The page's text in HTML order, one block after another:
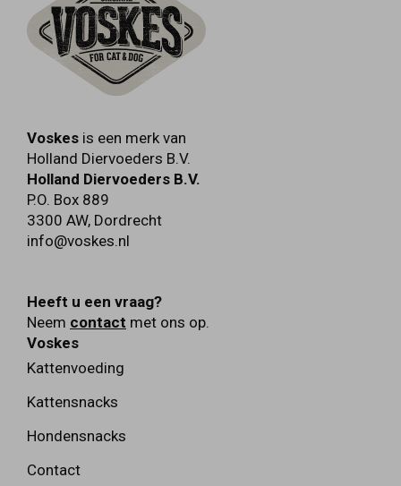
Voskes is een merk van
Holland Diervoeders B.V.
Holland Diervoeders B.V.
P.O. Box 889
3300 AW, Dordrecht
info@voskes.nl
Heeft u een vraag?
Neem contact met ons op.
Voskes
Kattenvoeding
Kattensnacks
Hondensnacks
Contact